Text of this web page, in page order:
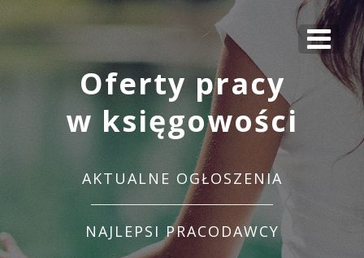
Oferty pracy
w księgowości
AKTUALNE OGŁOSZENIA
NAJLEPSI PRACODAWCY